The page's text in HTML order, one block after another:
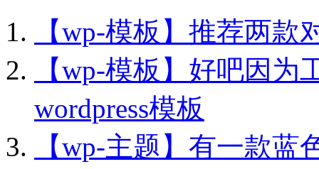
【wp-模板】推荐两款
【wp-模板】好吧因
wordpress模板
【wp-主题】有一款蓝